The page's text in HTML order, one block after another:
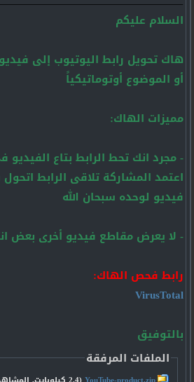
السلام عليكم
هاك تحويل رابط اليوتيوب إلى
أو الموضوع أوتوماتيكياً
مميزات الهاك:
- مجرد انك تحط الرابط بتاع
اعتمد المشاركة تلاقى الرابط
فيديو لوحده سبحان الله
- لا يعرض مقاطع فيديو أخرى بعض
رابط فحص الهاك:
VirusTotal
بالتوفيق
الملفات المرفقة